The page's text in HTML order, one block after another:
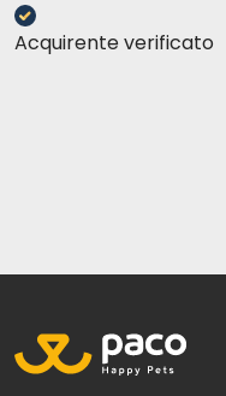
Acquirente verificato